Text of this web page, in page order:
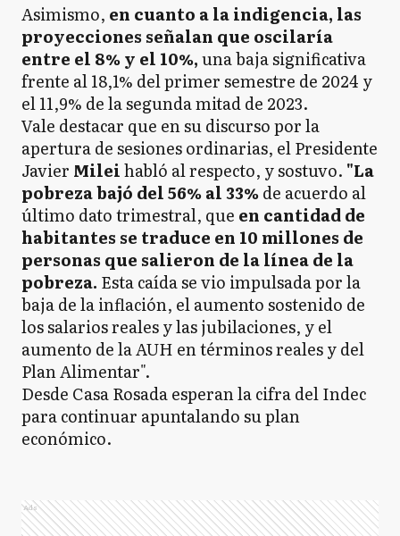
Asimismo, en cuanto a la indigencia, las
proyecciones señalan que oscilaría
entre el 8% y el 10%,una baja significativa
frente al 18,1% del primer semestre de 2024 y
el 11,9% de la segunda mitad de 2023.
Vale destacar que en su discurso por la
apertura de sesiones ordinarias, el Presidente
Javier Mileihabló al respecto, y sostuvo. "La
pobreza bajó del 56% al 33%de acuerdo al
último dato trimestral, que en cantidad de
habitantes se traduce en 10 millones de
personas que salieron de la línea de la
pobreza. Esta caída se vio impulsada por la
baja de la inflación, el aumento sostenido de
los salarios reales y las jubilaciones, y el
aumento de la AUH en términos reales y del
Plan Alimentar".
Desde Casa Rosada esperan la cifra del Indec
para continuar apuntalando su plan
económico.
Ads